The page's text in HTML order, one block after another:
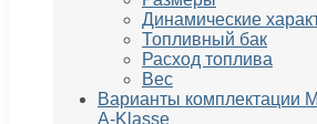
Динамические
Топливный бак
Расход топлива
Вес
Варианты комплектации
A-Klasse